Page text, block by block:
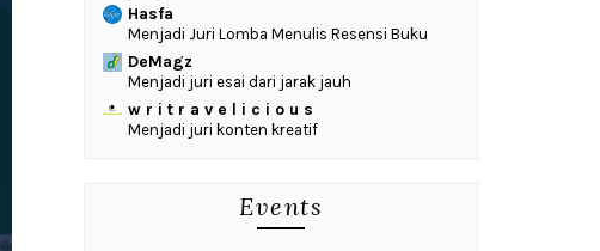
Hasfa
Menjadi Juri Lomba Menulis Resensi Buku
DeMagz
Menjadi juri esai dari jarak jauh
w r i t r a v e l i c i o u s
Menjadi juri konten kreatif
Events